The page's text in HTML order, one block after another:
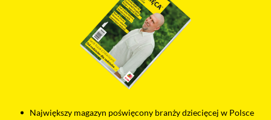
Największy magazyn poświęcony branży dziecięcej w Polsce